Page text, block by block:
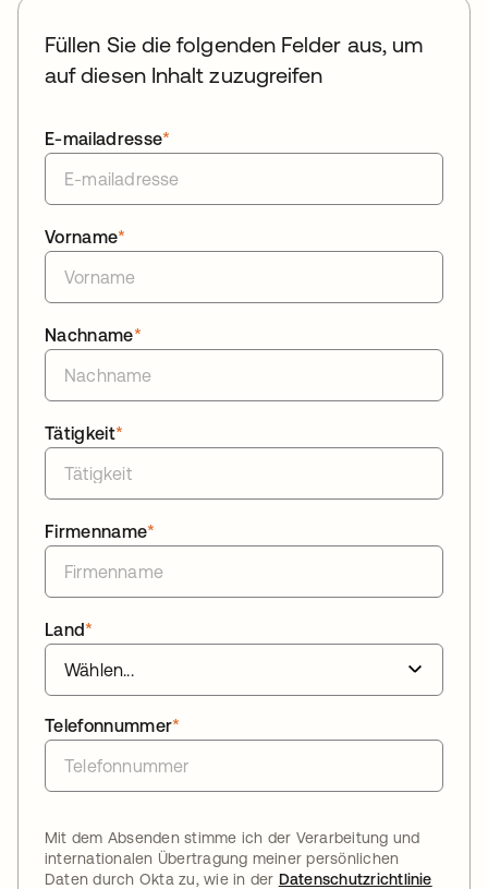
Füllen Sie die folgenden Felder aus, um
auf diesen Inhalt zuzugreifen
*
E-mailadresse
*
Vorname
*
Nachname
*
Tätigkeit
*
Firmenname
*
Land
*
Telefonnummer
Mit dem Absenden stimme ich der Verarbeitung und
internationalen Übertragung meiner persönlichen
Daten durch Okta zu, wie in der Datenschutzrichtlinie